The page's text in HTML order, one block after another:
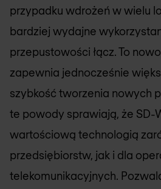
przypadku wdrożeń w wielu
bardziej wydajne
przepustowości łącz. To
zapewnia jednocześnie
szybkość tworzenia nowych
te powody sprawiają, że SD-
wartościową technologią
przedsiębiorstw, jak i dla
telekomunikacyjnych.